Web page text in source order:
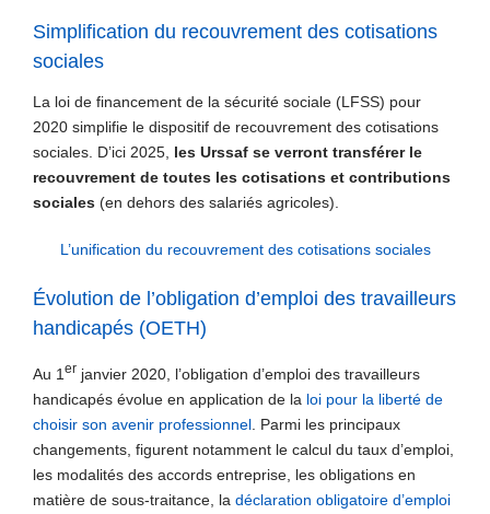
Simplification du recouvrement des cotisations
sociales
La loi de financement de la sécurité sociale (LFSS) pour
2020 simplifie le dispositif de recouvrement des cotisations
sociales. D’ici 2025, les Urssaf se verront transférer le
recouvrement de toutes les cotisations et contributions
sociales (en dehors des salariés agricoles).
L’unification du recouvrement des cotisations sociales
Évolution de l’obligation d’emploi des travailleurs
handicapés (OETH)
Au 1 er janvier 2020, l’obligation d’emploi des travailleurs
handicapés évolue en application de la loi pour la liberté de
choisir son avenir professionnel . Parmi les principaux
changements, figurent notamment le calcul du taux d’emploi,
les modalités des accords entreprise, les obligations en
matière de sous-traitance, la déclaration obligatoire d’emploi